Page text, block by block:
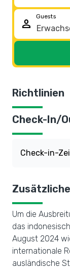
person
Guests
Richtlinien
Check-In/
Check-in-
Um die
das
August 2024
internationale
ausländische